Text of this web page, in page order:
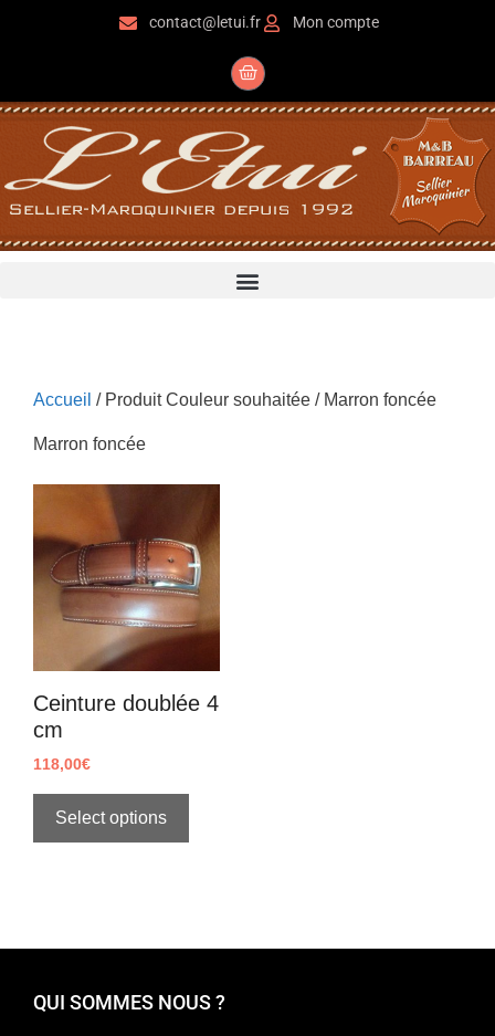
contact@letui.fr Mon compte
Accueil / Produit Couleur souhaitée / Marron foncée
Marron foncée
Ceinture doublée 4
cm
118,00€
Select options
QUI SOMMES NOUS ?